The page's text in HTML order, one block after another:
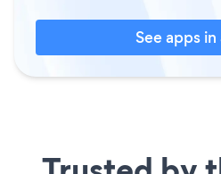
See apps